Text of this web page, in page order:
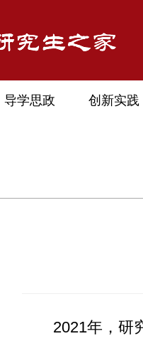
导学思政 创新实践
2021年，研